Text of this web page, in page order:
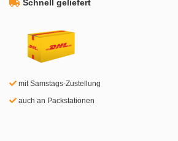
Schnell geliefert
mit Samstags-Zustellung
auch an Packstationen